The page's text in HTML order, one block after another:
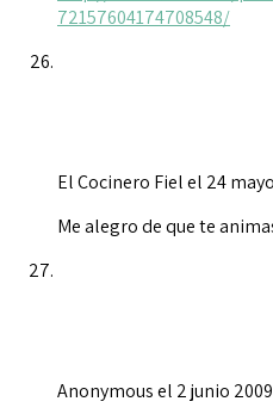
72157604174708548/
El Cocinero Fielel 24
Me alegro de que te
Anonymousel 2 junio